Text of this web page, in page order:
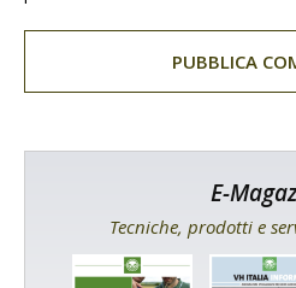
E-
Tecniche, prodotti e